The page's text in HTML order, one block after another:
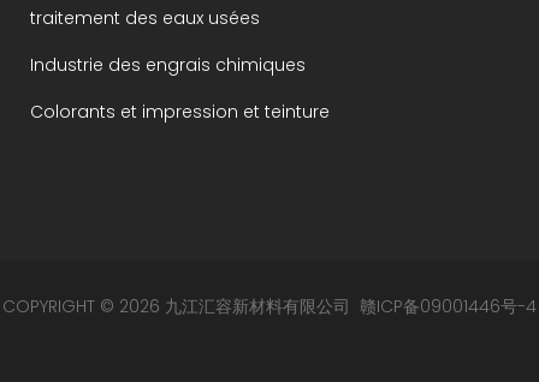
traitement des eaux usées
Industrie des engrais chimiques
Colorants et impression et teinture
COPYRIGHT © 2026 九江汇容新材料有限公司 赣ICP备09001446号-4